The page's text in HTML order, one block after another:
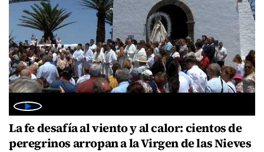
La fe desafía al viento y al calor: cientos de
peregrinos arropan a la Virgen de las Nieves